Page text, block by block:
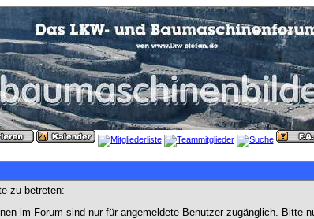
zu betreten:
im Forum sind nur für angemeldete Benutzer zugänglich. Bitte